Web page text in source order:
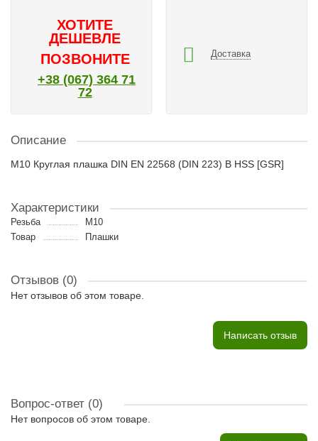
ХОТИТЕ
ДЕШЕВЛЕ
ПОЗВОНИТЕ
+38 (067) 364 71
72
Доставка
Описание
M10 Круглая плашка DIN EN 22568 (DIN 223) B HSS [GSR]
Характеристики
Резьба
M10
Товар
Плашки
Отзывов (0)
Нет отзывов об этом товаре.
Написать отзыв
Вопрос-ответ (0)
Нет вопросов об этом товаре.